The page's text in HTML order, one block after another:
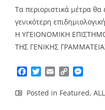
Τα περιοριστικά μέτρα
γενικότερη
Η ΥΓΕΙΟΝΟΜΙΚΗ
ΤΗΣ ΓΕΝΙΚΗΣ
Facebook
TwitterEmailCopy
Posted in Featured,